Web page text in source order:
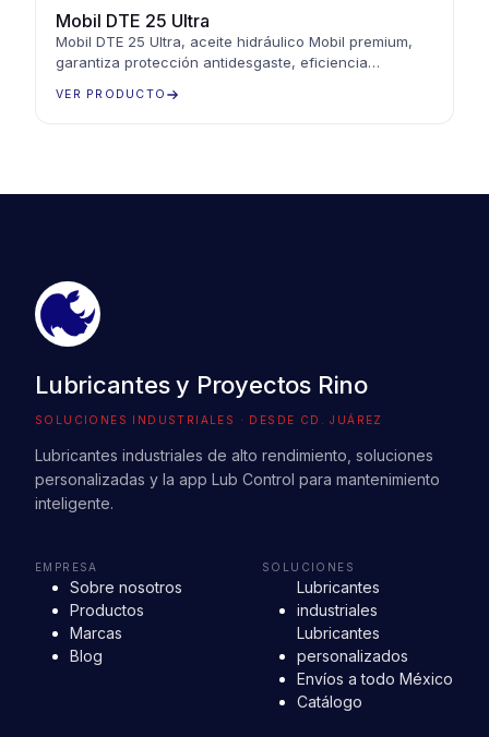
Mobil DTE 25 Ultra
Mobil DTE 25 Ultra, aceite hidráulico Mobil premium,
garantiza protección antidesgaste, eficiencia
hidráulicos
VER PRODUCTO
Lubricantes y Proyectos Rino
SOLUCIONES INDUSTRIALES · DESDE CD. JUÁREZ
Lubricantes industriales de alto rendimiento, soluciones
personalizadas y la app Lub Control para mantenimiento
inteligente.
EMPRESA
Sobre nosotros
Productos
Marcas
Blog
SOLUCIONES
Lubricantes
industriales
Lubricantes
personalizados
Envíos a todo México
Catálogo